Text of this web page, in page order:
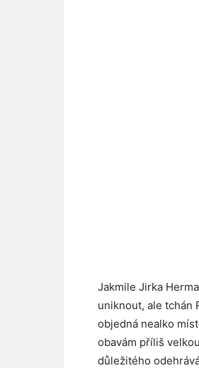
Jakmile Jirka
uniknout, ale tchán
objedná nealko
obavám příliš
důležitého